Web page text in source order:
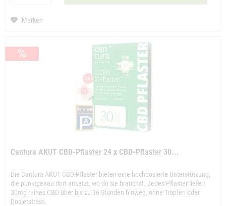
Merken
Cantura AKUT CBD-Pflaster 24 x CBD-Pflaster 30...
Die Cantura AKUT CBD-Pflaster bieten eine hochdosierte Unterstützung,
die punktgenau dort ansetzt, wo du sie brauchst. Jedes Pflaster liefert
30mg reines CBD über bis zu 36 Stunden hinweg, ohne Tropfen oder
Dosierstress.